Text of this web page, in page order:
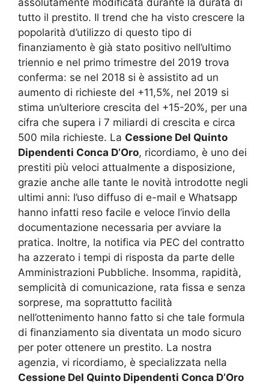
tutto il prestito. Il trend che ha visto crescere la
popolarità d’utilizzo di questo tipo di
finanziamento è già stato positivo nell’ultimo
triennio e nel primo trimestre del 2019 trova
conferma: se nel 2018 si è assistito ad un
aumento di richieste del +11,5%, nel 2019 si
stima un’ulteriore crescita del +15-20%, per una
cifra che supera i 7 miliardi di crescita e circa
500 mila richieste. La Cessione Del Quinto
Dipendenti Conca D’Oro, ricordiamo, è uno dei
prestiti più veloci attualmente a disposizione,
grazie anche alle tante le novità introdotte negli
ultimi anni: l’uso diffuso di e-mail e Whatsapp
hanno infatti reso facile e veloce l’invio della
documentazione necessaria per avviare la
pratica. Inoltre, la notifica via PEC del contratto
ha azzerato i tempi di risposta da parte delle
Amministrazioni Pubbliche. Insomma, rapidità,
semplicità di comunicazione, rata fissa e senza
sorprese, ma soprattutto facilità
nell’ottenimento hanno fatto si che tale formula
di finanziamento sia diventata un modo sicuro
per poter ottenere un prestito. La nostra
agenzia, vi ricordiamo, è specializzata nella
Cessione Del Quinto Dipendenti Conca D’Oro